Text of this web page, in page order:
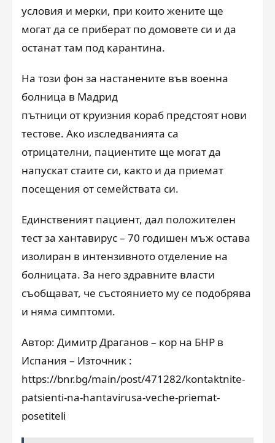
условия и мерки, при които жените ще
могат да се приберат по домовете си и да
останат там под карантина.
На този фон за настанените във военна
болница в Мадрид
пътници от круизния кораб предстоят нови
тестове. Ако изследванията са
отрицателни, пациентите ще могат да
напускат стаите си, както и да приемат
посещения от семействата си.
Единственият пациент, дал положителен
тест за хантавирус – 70 годишен мъж остава
изолиран в интензивното отделение на
болницата. За него здравните власти
съобщават, че състоянието му се подобрява
и няма симптоми.
Автор: Димитр Драганов – кор на БНР в
Испания – Източник :
https://bnr.bg/main/post/471282/kontaktnite-
patsienti-na-hantavirusa-veche-priemat-
posetiteli